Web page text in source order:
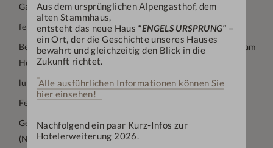
Aus dem ursprünglichen Alpengasthof, dem
alten Stammhaus,
entsteht das neue Haus "ENGELS URSPRUNG" –
ein Ort, der die Geschichte unseres Hauses
bewahrt und gleichzeitig den Blick in die
Zukunft richtet.
Alle ausführlichen Informationen können Sie
hier einsehen!
Nachfolgend ein paar Kurz-Infos zur
Hotelerweiterung 2026.
Gala-Dinner
feiner Fondue-Abend
Bergbahnfahrt mit kleiner Frühlingsblumen-Wanderung am
Hündle mit Einkehr und Brotzeitbrettl
lustiger Kegelnachmittag
Feines Abendmenü „alles aus dem Wasser“
Gemeinsamer Besuch unserer Nachbarn "Schädlerhof"
(Nachhaltiger BIO-Bauernhof) und des Heimatmuseums